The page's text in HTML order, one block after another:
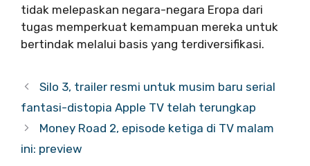
tidak melepaskan negara-negara Eropa dari
tugas memperkuat kemampuan mereka untuk
bertindak melalui basis yang terdiversifikasi.
Silo 3, trailer resmi untuk musim baru serial
fantasi-distopia Apple TV telah terungkap
Money Road 2, episode ketiga di TV malam
ini: preview